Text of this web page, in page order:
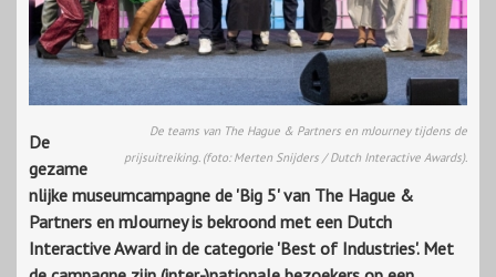
De teams van The Hague & Partners en mJourney tijdens de
prijsuitreiking. (foto: Merten Snijders / Dutch Interactive Awards).
De
gezame
nlijke museumcampagne de 'Big 5' van The Hague &
Partners en mJourney is bekroond met een Dutch
Interactive Award in de categorie 'Best of Industries'. Met